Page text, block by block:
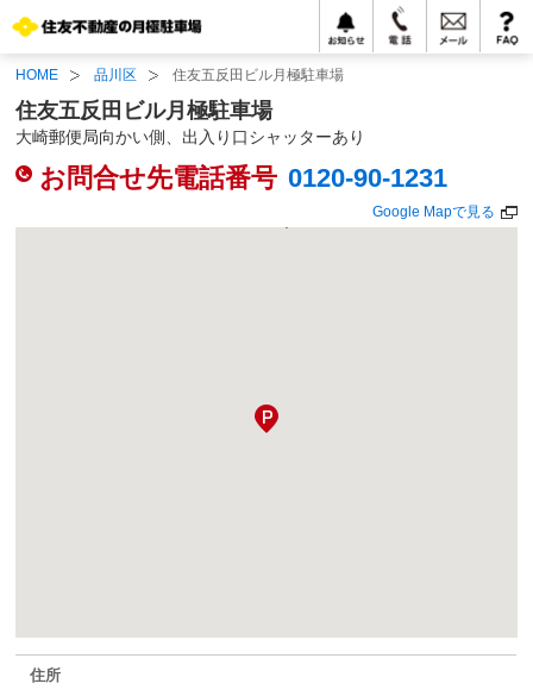
HOME 品川区 住友五反田ビル月極駐車場
住友五反田ビル月極駐車場
大崎郵便局向かい側、出入り口シャッターあり
お問合せ先電話番号 0120-90-1231
Google Mapで見る
住所